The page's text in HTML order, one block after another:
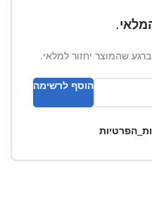
ברגע שהמוצר יחזור למלאי.
הוסף לרשימה